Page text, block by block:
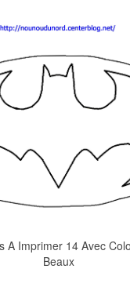
A Imprimer 14 Avec
Beaux